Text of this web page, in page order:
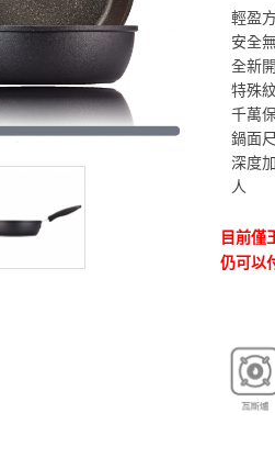
輕盈
安全
全新
特殊
千萬
鍋面
深度
人
目前僅
仍可以